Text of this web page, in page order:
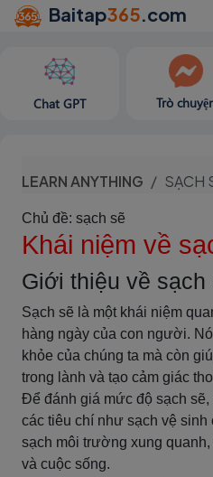
Baitap365.com
Chat GPT Trò
LEARN ANYTHING SẠCH
Chủ đề: sạch sẽ
Khái niệm về
Giới thiệu về sạch
Sạch sẽ là một khái niệm
hàng ngày của con người.
khỏe của chúng ta mà còn
trong lành và tạo cảm giác
Để đánh giá mức độ sạch
các tiêu chí như sạch vệ sinh
sạch môi trường xung
và cuộc sống.